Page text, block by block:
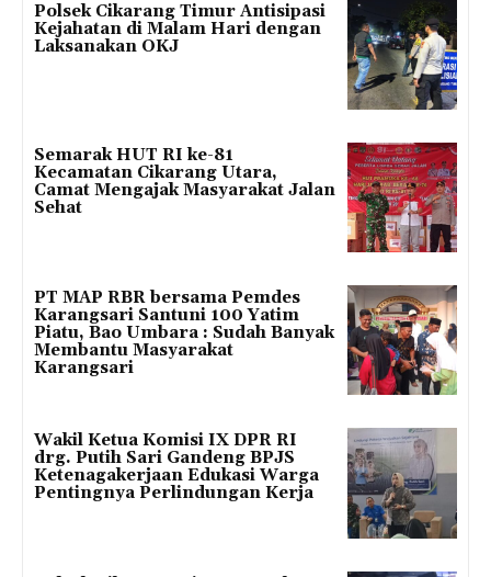
Polsek Cikarang Timur Antisipasi
Kejahatan di Malam Hari dengan
Laksanakan OKJ
Semarak HUT RI ke-81
Kecamatan Cikarang Utara,
Camat Mengajak Masyarakat Jalan
Sehat
PT MAP RBR bersama Pemdes
Karangsari Santuni 100 Yatim
Piatu, Bao Umbara : Sudah Banyak
Membantu Masyarakat
Karangsari
Wakil Ketua Komisi IX DPR RI
drg. Putih Sari Gandeng BPJS
Ketenagakerjaan Edukasi Warga
Pentingnya Perlindungan Kerja